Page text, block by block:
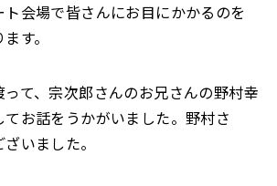
会場で皆さんにお目にかかるのを
す。
て、宗次郎さんのお兄さんの野村幸
お話をうかがいました。野村さ
いました。